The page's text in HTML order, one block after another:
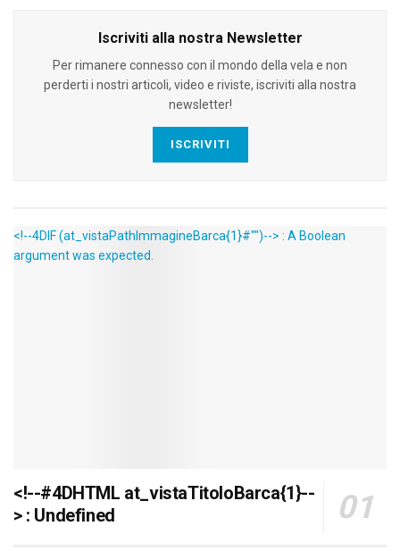
Iscriviti alla nostra Newsletter
Per rimanere connesso con il mondo della vela e non
perderti i nostri articoli, video e riviste, iscriviti alla nostra
newsletter!
ISCRIVITI
<!--4DIF (at_vistaPathImmagineBarca{1}#"")--> : A Boolean
argument was expected.
<!--#4DHTML at_vistaTitoloBarca{1}--
> : Undefined